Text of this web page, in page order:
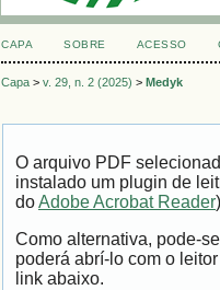
CAPA SOBRE ACESSO
Capa > v. 29, n. 2 (2025) > Medyk
O arquivo PDF
instalado um plugin de
doAdobe Acrobat Reader
Como alternativa, pode-
poderá abrí-lo com o
link abaixo.